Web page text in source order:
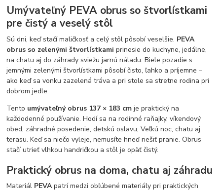
Umývateľný PEVA obrus so štvorlístkami
pre čistý a veselý stôl
Sú dni, keď stačí maličkosť a celý stôl pôsobí veselšie. PEVA
obrus so zelenými štvorlístkami prinesie do kuchyne, jedálne,
na chatu aj do záhrady sviežu jarnú náladu. Biele pozadie s
jemnými zelenými štvorlístkami pôsobí čisto, ľahko a príjemne –
ako keď sa vonku zazelená tráva a pri stole sa stretne rodina pri
dobrom jedle.
Tento umývateľný obrus 137 × 183 cm je praktický na
každodenné používanie. Hodí sa na rodinné raňajky, víkendový
obed, záhradné posedenie, detskú oslavu, Veľkú noc, chatu aj
terasu. Keď sa niečo vyleje, nemusíte hneď riešiť pranie. Obrus
stačí utrieť vlhkou handričkou a stôl je opäť čistý.
Praktický obrus na doma, chatu aj záhradu
Materiál PEVApatrí medzi obľúbené materiály pri praktických